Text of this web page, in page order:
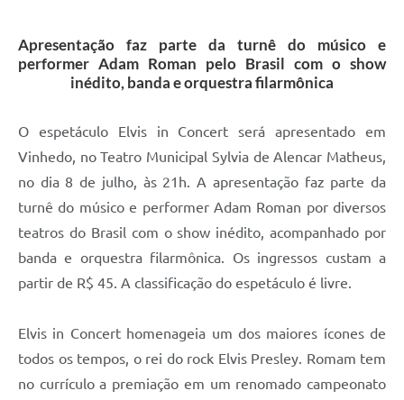
Listagem dos CEPs de Vinhedo
Associação dos Servidores Públicos Municipais de
Audiências Públicas
Contas Públicas
Apresentação faz parte da turnê do músico e
performer Adam Roman pelo Brasil com o show
inédito, banda e orquestra filarmônica
O espetáculo Elvis in Concert será apresentado em
Vinhedo, no Teatro Municipal Sylvia de Alencar Matheus,
no dia 8 de julho, às 21h. A apresentação faz parte da
turnê do músico e performer Adam Roman por diversos
teatros do Brasil com o show inédito, acompanhado por
banda e orquestra filarmônica. Os ingressos custam a
partir de R$ 45. A classificação do espetáculo é livre.
Elvis in Concert homenageia um dos maiores ícones de
todos os tempos, o rei do rock Elvis Presley. Romam tem
no currículo a premiação em um renomado campeonato